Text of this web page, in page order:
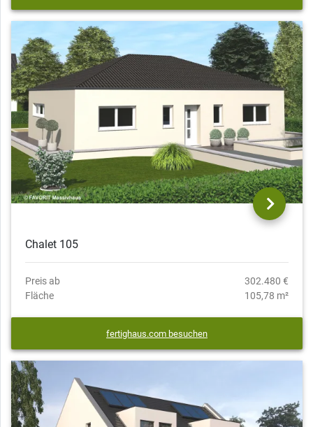
Chalet 105
Preis ab
302.480 €
Fläche
105,78 m²
fertighaus.com besuchen